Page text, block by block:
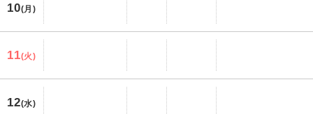
10(月)
11(火)
12(水)